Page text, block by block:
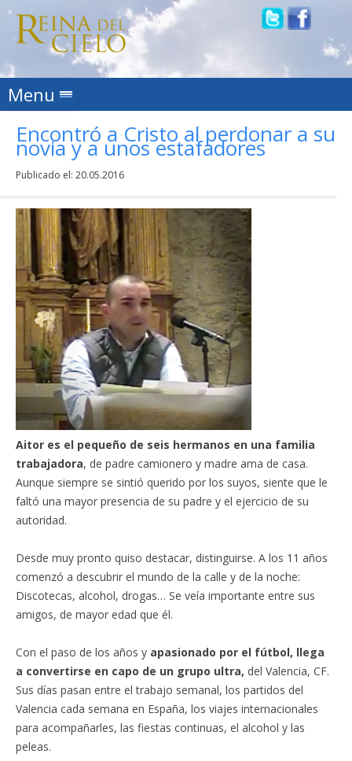
Menu Skip to content
Encontró a Cristo al perdonar a su
novia y a unos estafadores
Publicado el: 20.05.2016
Aitor es el pequeño de seis hermanos en una familia
trabajadora, de padre camionero y madre ama de casa.
Aunque siempre se sintió querido por los suyos, siente que le
faltó una mayor presencia de su padre y el ejercicio de su
autoridad.
Desde muy pronto quiso destacar, distinguirse. A los 11 años
comenzó a descubrir el mundo de la calle y de la noche:
Discotecas, alcohol, drogas… Se veía importante entre sus
amigos, de mayor edad que él.
Con el paso de los años y apasionado por el fútbol, llega
a convertirse en capo de un grupo ultra, del Valencia, CF.
Sus días pasan entre el trabajo semanal, los partidos del
Valencia cada semana en España, los viajes internacionales
para acompañarles, las fiestas continuas, el alcohol y las
peleas.